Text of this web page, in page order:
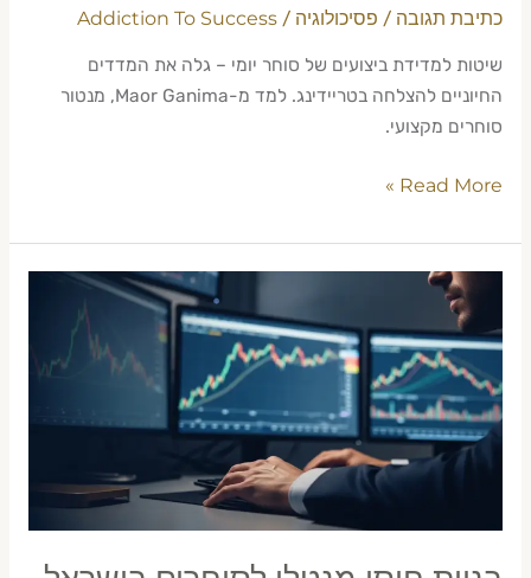
כתיבת תגובה / פסיכולוגיה /
Addiction To Success
שיטות למדידת ביצועים של סוחר יומי – גלה את המדדים
החיוניים להצלחה בטריידינג. למד מ-Maor Ganima, מנטור
סוחרים מקצועי.
Read More »
בניית
חוסן
מנטלי
לסוחרים
בישראל
—
תרגילים